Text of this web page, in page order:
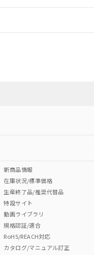
Cr(VI)
新商品情報
在庫状況/標準価格
生産終了品/推奨代替品
特設サイト
動画ライブラリ
規格認証/適合
RoHS/REACH対応
カタログ/マニュアル訂正